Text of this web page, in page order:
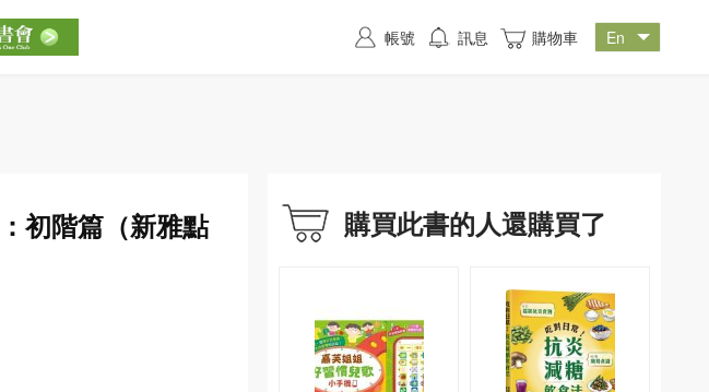
初階篇（新雅點
購買此書的人還購買了
帳號 訊息 購物車